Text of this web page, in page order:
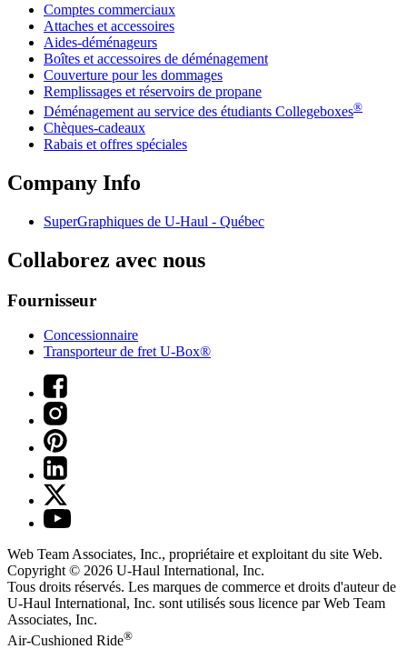
Comptes commerciaux
Attaches et accessoires
Aides-déménageurs
Boîtes et accessoires de déménagement
Couverture pour les dommages
Remplissages et réservoirs de propane
Déménagement au service des étudiants Collegeboxes®
Chèques-cadeaux
Rabais et offres spéciales
Company Info
SuperGraphiques de U-Haul - Québec
Collaborez avec nous
Fournisseur
Concessionnaire
Transporteur de fret U-Box®
Web Team Associates, Inc., propriétaire et exploitant du site Web.
Copyright © 2026 U-Haul International, Inc.
Tous droits réservés. Les marques de commerce et droits d'auteur de
U-Haul International, Inc. sont utilisés sous licence par Web Team
Associates, Inc.
Air-Cushioned Ride®